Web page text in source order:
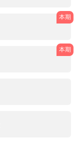
本期
本期